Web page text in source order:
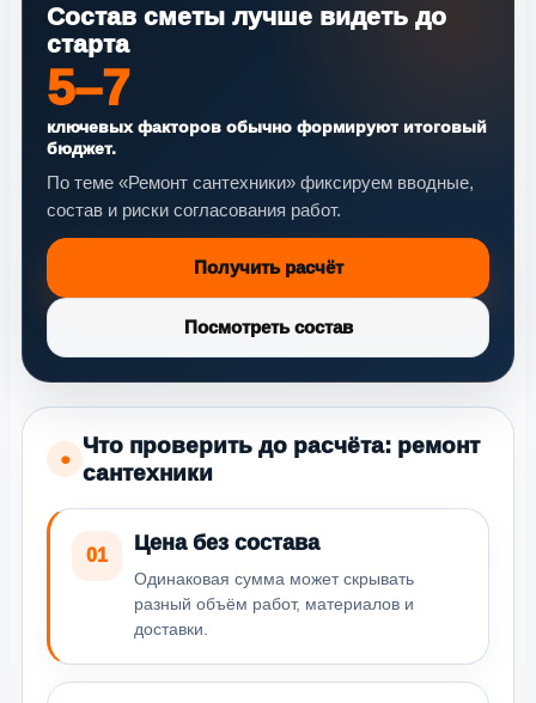
Состав сметы лучше видеть до
старта
5–7
ключевых факторов обычно формируют итоговый
бюджет.
По теме «Ремонт сантехники» фиксируем вводные,
состав и риски согласования работ.
Получить расчёт
Посмотреть состав
●
Что проверить до расчёта: ремонт
сантехники
01
Цена без состава
Одинаковая сумма может скрывать
разный объём работ, материалов и
доставки.